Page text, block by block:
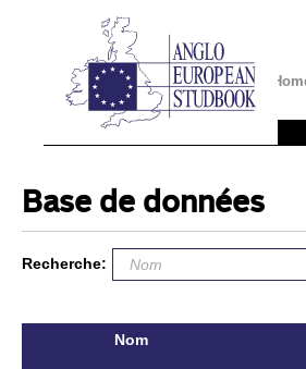
Base de données
Recherche:
Nom